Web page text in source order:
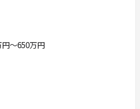
円〜650万円